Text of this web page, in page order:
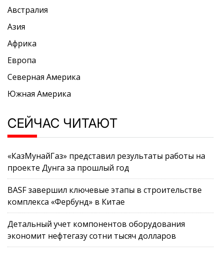
Австралия
Азия
Африка
Европа
Северная Америка
Южная Америка
СЕЙЧАС ЧИТАЮТ
«КазМунайГаз» представил результаты работы на
проекте Дунга за прошлый год
BASF завершил ключевые этапы в строительстве
комплекса «Фербунд» в Китае
Детальный учет компонентов оборудования
экономит нефтегазу сотни тысяч долларов